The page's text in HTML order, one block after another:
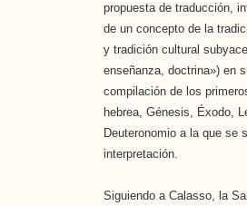
propuesta de traducción,
de un concepto de la
y tradición cultural
enseñanza, doctrina») en
compilación de los
hebrea, Génesis, Éxodo,
Deuteronomio a la que se
interpretación.
Siguiendo a Calasso, la